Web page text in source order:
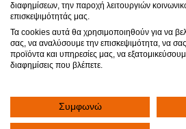
Συχνές Ερωτήσεις
Blog
διαφημίσεων, την παροχή λειτουργιών
επισκεψιμότητάς μας.
Τα cookies αυτά θα χρησιμοποιηθούν για να
σας, να αναλύσουμε την επισκεψιμότητα, να
προϊόντα και υπηρεσίες μας, να
διαφημίσεις που βλέπετε.
Συμφωνώ